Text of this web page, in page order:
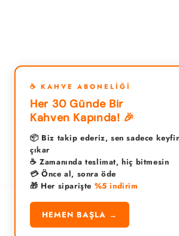
☕ KAHVE ABONELIĞI
Her 30 Günde Bir
Kahven Kapında! 🎉
📦 Biz takip ederiz, sen sadece
çıkar
☕ Zamanında teslimat, hiç bitmesin
💳 Önce al, sonra öde
🎁 Her siparişte %5 indirim
HEMEN BAŞLA →
© 2026,kahvecigeldi Shopify